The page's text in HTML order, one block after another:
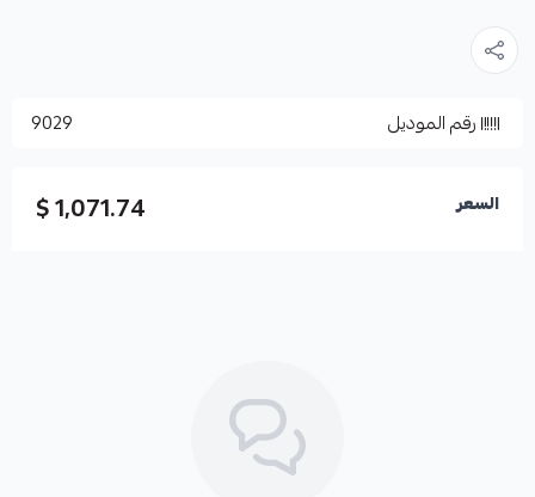
رقم الموديل 9029
السعر 1,071.74 $